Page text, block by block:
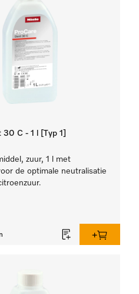
30 C - 1 l [Typ 1]
zuur, 1 l met
de optimale neutralisatie